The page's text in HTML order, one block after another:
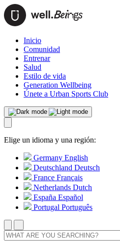
Inicio
Comunidad
Entrenar
Salud
Estilo de vida
Generation Wellbeing
Únete a Urban Sports Club
Elige un idioma y una región:
Germany English
Deutschland Deutsch
France Français
Netherlands Dutch
España Español
Portugal Português